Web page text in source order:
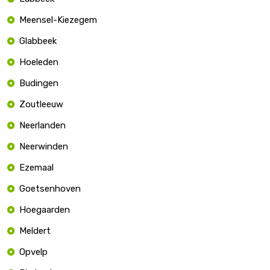
Meensel-Kiezegem
Glabbeek
Hoeleden
Budingen
Zoutleeuw
Neerlanden
Neerwinden
Ezemaal
Goetsenhoven
Hoegaarden
Meldert
Opvelp